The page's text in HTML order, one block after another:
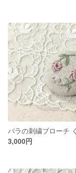
3,000円